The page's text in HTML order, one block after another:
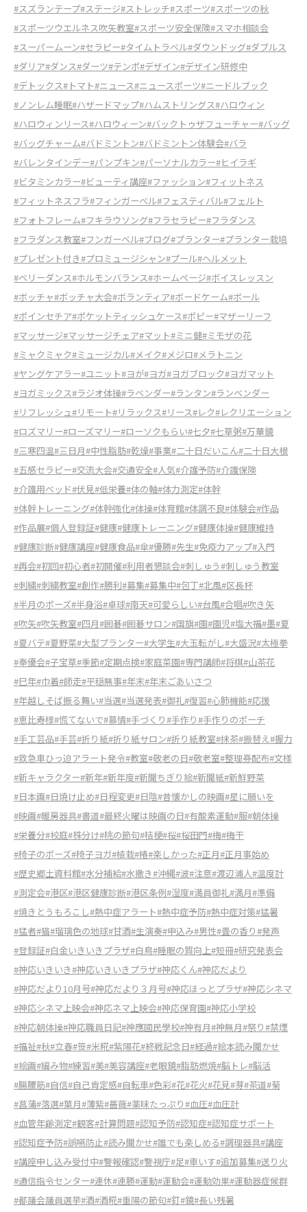
#スズランテープ#ステージ#ストレッチ#スポーツ#スポーツの秋
#スポーツウエルネス吹矢教室#スポーツ安全保険#スマホ相談会
#スーパームーン#セラピー#タイムトラベル#ダウンドッグ#ダブルス
#ダリア#ダンス#ダーツ#テンポ#デザイン#デザイン研修中
#デトックス#トマト#ニュース#ニュースポーツ#ニードルブック
#ノンレム睡眠#ハザードマップ#ハムストリングス#ハロウィン
#ハロウィンリース#ハロウィーン#バックトゥザフューチャー#バッグ
#バッグチャーム#バドミントン#バドミントン体験会#バラ
#バレンタインデー#パンプキン#パーソナルカラー#ヒイラギ
#ビタミンカラー#ビューティ講座#ファッション#フィットネス
#フィットネスフラ#フィンガーベル#フェスティバル#フェルト
#フォトフレーム#フキラウソング#フラセラピー#フラダンス
#フラダンス教室#フンガーベル#ブログ#プランター#プランター栽培
#プレゼント付き#プロミュージシャン#プール#ヘルメット
#ベリーダンス#ホルモンバランス#ホームページ#ボイスレッスン
#ボッチャ#ボッチャ大会#ボランティア#ボードケーム#ボール
#ポインセチア#ポケットティッシュケース#ポピー#マザーリーフ
#マッサージ#マッサージチェア#マット#ミニ健#ミモザの花
#ミャクミャク#ミュージカル#メイク#メジロ#メラトニン
#ヤングケアラー#ユニット#ヨが#ヨガ#ヨガブロック#ヨガマット
#ヨガミックス#ラジオ体操#ラベンダー#ランタン#ランベンダー
#リフレッシュ#リモート#リラックス#リース#レク#レクリエーション
#ロズマリー#ローズマリー#ローソクもらい#七夕#七草粥#万華鏡
#三寒四温#三日月#中性脂肪#乾燥#事業#二十日だいこん#二十日大根
#五感セラピー#交流大会#交通安全#人気#介護予防#介護保険
#介護用ベッド#伏見#低栄養#体の軸#体力測定#体幹
#体幹トレーニング#体幹強化#体操#体育館#体調不良#体験会#作品
#作品展#個人登録証#健康#健康トレーニング#健康体操#健康維持
#健康診断#健康講座#健康食品#傘#優勝#先生#免疫力アップ#入門
#再会#初回#初心者#初開催#利用者懇談会#刺しゅう#刺しゅう教室
#刺繍#刺繍教室#創作#勝利#募集#募集中#包丁#北風#区長杯
#半月のポーズ#半身浴#卓球#南天#可愛らしい#台風#合唱#吹き矢
#吹矢#吹矢教室#四月#囲碁#囲碁サロン#国旗#園#園児#塩大福#墨#夏
#夏バテ#夏野菜#大型プランター#大学生#大玉転がし#大盛況#太極拳
#奉優会#子宝草#季節#定期点検#家庭菜園#専門講師#将棋#山茶花
#巳年#巾着#師走#平穏無事#年末#年末ごあいさつ
#年越しそば振る舞い#当選#当選発表#御礼#復習#心肺機能#応援
#恵比寿様#慌てないで#慕情#手づくり#手作り#手作りのポーチ
#手工芸品#手芸#折り紙#折り紙サロン#折り紙教室#抹茶#振替え#握力
#救急車ひっ迫アラート発令#教室#敬老の日#敬老室#整理券配布#文様
#新キャラクター#新年#新年度#新聞ちぎり絵#新聞紙#新鮮野菜
#日本画#日焼け止め#日程変更#日陰#昔懐かしの映画#星に願いを
#映画#暖房器具#書道#最終火曜は映画の日#有酸素運動#服#朝体操
#栄養分#校庭#株分け#桃の節句#桔梗#桜#桜田門#梅#梅干
#椅子のポーズ#椅子ヨガ#植栽#椿#楽しかった#正月#正月事始め
#歴史郷土資料館#水分補給#水撒き#沖縄#波#注意#渡辺浦人#温度計
#測定会#港区#港区健康診断#港区条例#湿度#満員御礼#満月#準備
#焼きとうもろこし#熱中症アラート#熱中症予防#熱中症対策#猛暑
#猛者#猫#瑠璃色の地球#甘酒#生演奏#申込み#男性#畳の香り#発声
#登録証#白金いきいきプラザ#白鳥#睡眠の質向上#短冊#研究発表会
#神応いきいき#神応いきいきプラザ#神応くん#神応だより
#神応だより10月号#神応だより３月号#神応ほっとプラザ#神応シネマ
#神応シネマ上映会#神応ネマ上映会#神応保育園#神応小学校
#神応朝体操#神応職員日記#神應國民學校#神有月#神無月#祭り#禁煙
#福祉#秋#立春#笹#米糀#紫陽花#終戦記念日#経過#絵本読み聞かせ
#絵画#編み物#練習#美#美容講座#老眼鏡#脂肪燃焼#脳トレ#脳活
#腸腰筋#自信#自己肯定感#自転車#色彩#花#花火#花見#芽#茶道#菊
#菖蒲#落選#葉月#薄紫#薔薇#薬味たっぷり#血圧#血圧計
#血管年齢測定#観客#計算問題#認知予防#認知症#認知症サポート
#認知症予防#誤嚥防止#読み聞かせ#誰でも楽しめる#調理器具#講座
#講座申し込み受付中#警報確認#警視庁#足#車いす#追加募集#送り火
#通信指令センター#連休#連勝#運動#運動会#運動効果#運動器症候群
#都議会議員選挙#酒#酒糀#重陽の節句#釘#鏡#長い残暑